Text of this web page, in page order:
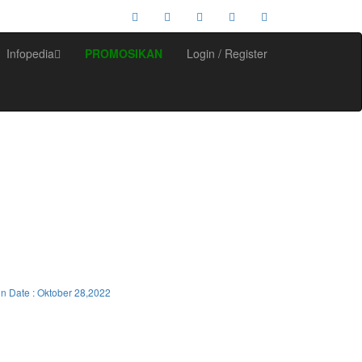
Infopedia PROMOSIKAN Login / Register
Date : Oktober 28,2022